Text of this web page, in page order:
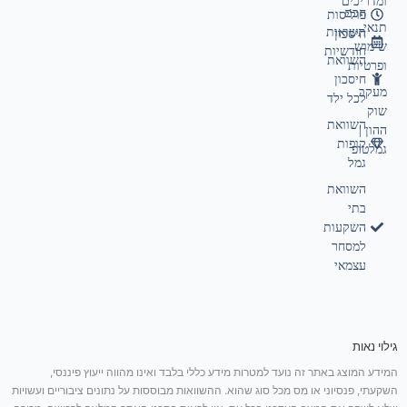
פוליסות
חיסכון
השוואת
חיסכון
לכל ילד
השוואת
קופות
גמל
השוואת
בתי
השקעות
למסחר
עצמאי
תנאי
שימוש
ופרטיות
מעקב
שוק
ההון |
גמלטופ
חכם
תשואות
חודשיות
גילוי נאות
המידע המוצג באתר זה נועד למטרות מידע כללי בלבד ואינו מהווה ייעוץ פיננסי,
השקעתי, פנסיוני או מס מכל סוג שהוא. ההשוואות מבוססות על נתונים ציבוריים ועשויות